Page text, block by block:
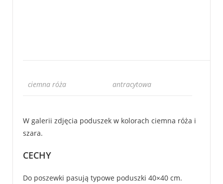
ciemna róża antracytowa
W galerii zdjęcia poduszek w kolorach ciemna róża i
szara.
CECHY
Do poszewki pasują typowe poduszki 40×40 cm.